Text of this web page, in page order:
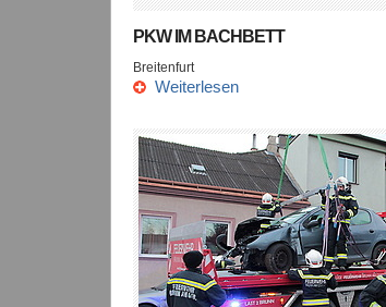
PKW IM BACHBETT
Breitenfurt
Weiterlesen